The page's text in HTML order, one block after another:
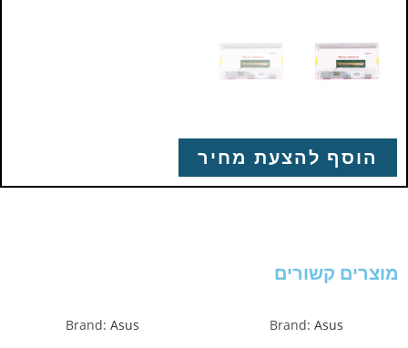
הוסף להצעת מחיר
מוצרים קשורים
Brand: Asus
Brand: Asus